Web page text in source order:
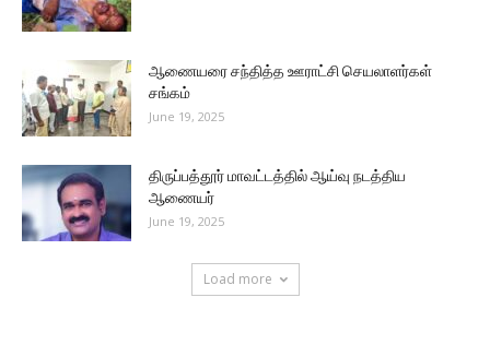
ஆணையரை சந்தித்த ஊராட்சி செயலாளர்கள்
சங்கம்
June 19, 2025
திருப்பத்தூர் மாவட்டத்தில் ஆய்வு நடத்திய
ஆணையர்
June 19, 2025
Load more